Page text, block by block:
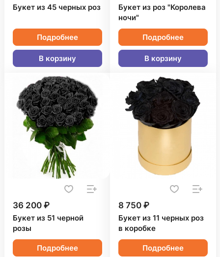
Букет из 45 черных роз
Подробнее
В корзину
Букет из роз "Королева
ночи"
Подробнее
В корзину
36 200 ₽
Букет из 51 черной
розы
Подробнее
8 750 ₽
Букет из 11 черных роз
в коробке
Подробнее